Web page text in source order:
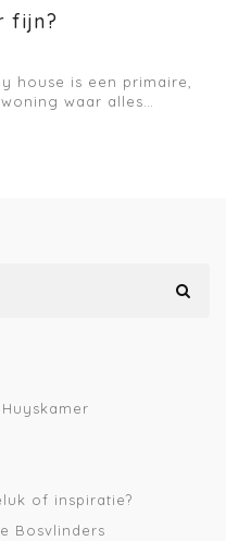
fijn?
house is een primaire,
waar alles…
of inspiratie?
Bosvlinders